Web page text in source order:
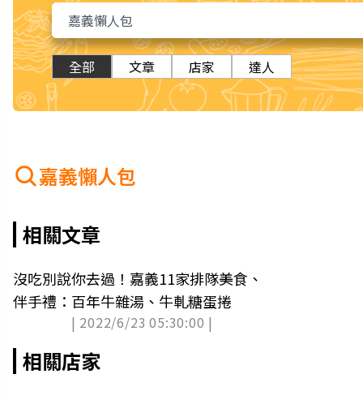
全部 文章 店家 達人
嘉義懶人包
相關文章
沒吃別說你去過！嘉義11家排隊美食、
伴手禮：百年牛雜湯、牛軋糖蛋捲
| 2022/6/23 05:30:00 |
相關店家